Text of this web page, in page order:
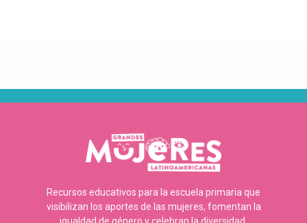
Recursos educativos para la escuela primaria que
visibilizan los aportes de las mujeres, fomentan la
igualdad de género y celebran la diversidad.